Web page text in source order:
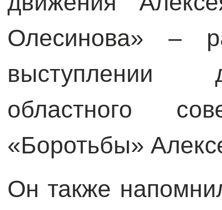
Олесинова» –
выступлении
областного
«Боротьбы»
Он также